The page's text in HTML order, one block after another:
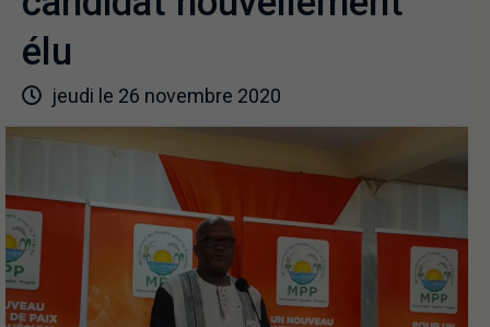
élu
jeudi le 26 novembre 2020